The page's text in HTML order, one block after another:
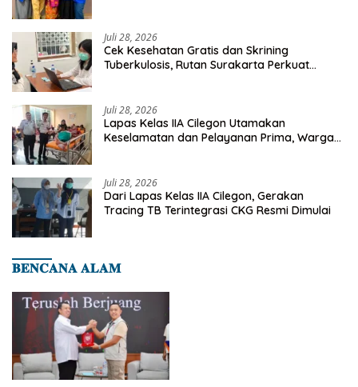
Juli 28, 2026
Cek Kesehatan Gratis dan Skrining
Tuberkulosis, Rutan Surakarta Perkuat
Juli 28, 2026
Lapas Kelas IIA Cilegon Utamakan
Keselamatan dan Pelayanan Prima, Warga
Juli 28, 2026
Dari Lapas Kelas IIA Cilegon, Gerakan
Tracing TB Terintegrasi CKG Resmi Dimulai
𝐁𝐄𝐍𝐂𝐀𝐍𝐀 𝐀𝐋𝐀𝐌